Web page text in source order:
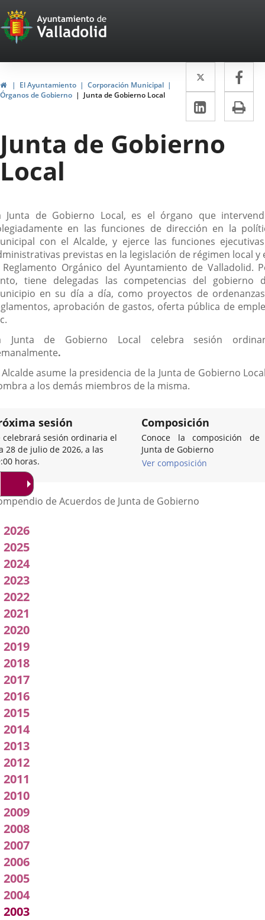
Portal
Web
del
Ayuntamiento
de
Valladolid
InicioEl Ayuntamiento
Corporación Municipal
Órganos de Gobierno
Junta de Gobierno Local
Twitter
Enlace
a
una
externa.
a
LinkedIn
Enlace
a
una
Junta de Gobierno
Local
Junta de Gobierno Local, es el órgano que
en las funciones de dirección en la
con el Alcalde, y ejerce las funciones
previstas en la legislación de régimen local y
Orgánico del Ayuntamiento de Valladolid.
tiene delegadas las competencias del gobierno
en su día a día, como proyectos de
aprobación de gastos, oferta pública de
Junta de Gobierno Local celebra sesión
.
Alcalde asume la presidencia de la Junta de Gobierno
a los demás miembros de la misma.
sesión
celebrará sesión ordinaria el
28 de julio de 2026, a las
horas.
Composición
Conoce la composición de
Junta de Gobierno
Ver composición
de Acuerdos de Junta de Gobierno
2026
2025
2024
2023
2022
2021
2020
2019
2018
2017
2016
2015
2014
2013
2012
2011
2010
2009
2008
2007
2006
2005
2004
2003